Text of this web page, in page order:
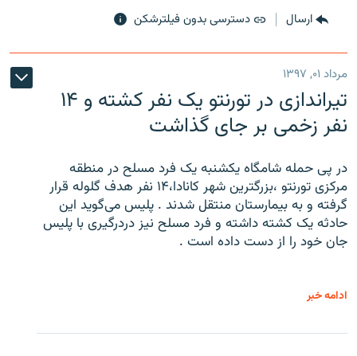
ارسال دسترسی بدون فیلترشکن
مرداد ۰۱, ۱۳۹۷
تیراندازی در تورنتو یک نفر کشته و ۱۴
نفر زخمی بر جای گذاشت
در پی حمله شامگاه یکشنبه یک فرد مسلح در منطقه
مرکزی تورنتو ،‌بزرگترین شهر کانادا،۱۴ نفر هدف گلوله قرار
گرفته و به بیمارستان منتقل شدند . پلیس می‌گوید این
حادثه یک کشته داشته و فرد مسلح نیز دردرگیری با پلیس
جان خود را از دست داده است .
ادامه خبر